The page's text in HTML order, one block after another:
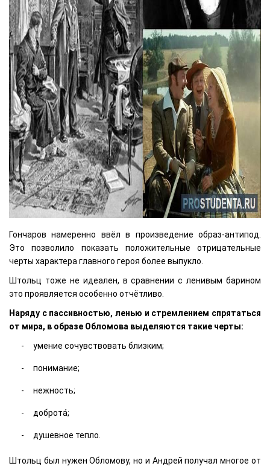
Гончаров намеренно ввёл в произведение образ-антипод.
Это позволило показать положительные отрицательные
черты характера главного героя более выпукло.
Штольц тоже не идеален, в сравнении с ленивым барином
это проявляется особенно отчётливо.
Наряду с пассивностью, ленью и стремлением спрятаться
от мира, в образе Обломова выделяются такие черты:
умение сочувствовать близким;
понимание;
нежность;
доброта́;
душевное тепло.
Штольц был нужен Обломову, но и Андрей получал многое от